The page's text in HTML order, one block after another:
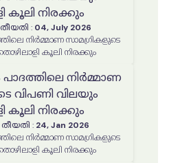
കൂലി നിരക്കും
തീയതി : 04, July 2026
കൂലി നിരക്കും
പാദത്തിലെ നിർമ്മാണ
വിപണി വിലയും
കൂലി നിരക്കും
തീയതി : 24, Jan 2026
കൂലി നിരക്കും